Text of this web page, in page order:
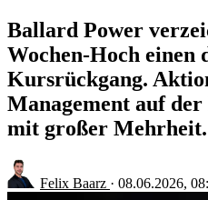
Ballard Power
Wochen-Hoch einen
Kursrückgang.
Management auf
mit großer Mehrheit.
Felix Baarz · 08.06.2026,